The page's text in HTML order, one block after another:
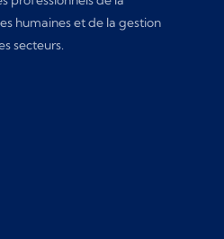
humaines et de la gestion
secteurs.